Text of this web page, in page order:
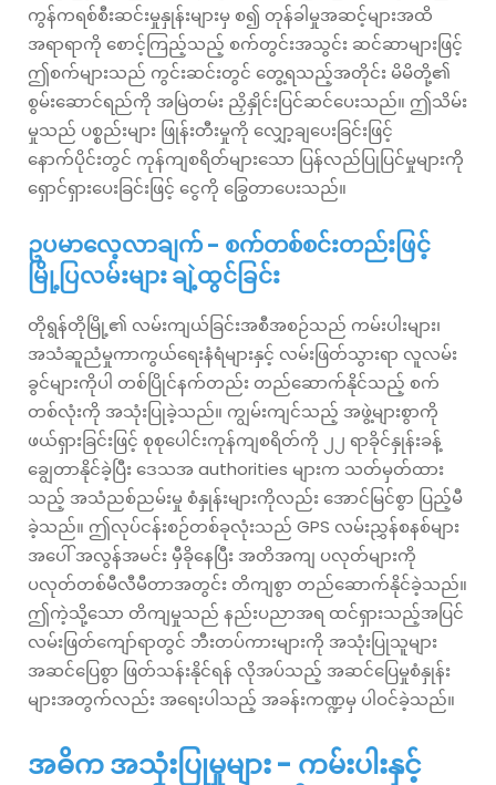
ကွန်ကရစ်စီးဆင်းမှုနှုန်းများမှ စ၍ တုန်ခါမှုအဆင့်များအထိ
အရာရာကို စောင့်ကြည့်သည့် စက်တွင်းအသွင်း ဆင်ဆာများဖြင့်
ဤစက်များသည် ကွင်းဆင်းတွင် တွေ့ရသည့်အတိုင်း မိမိတို့၏
စွမ်းဆောင်ရည်ကို အမြဲတမ်း ညှိနှိုင်းပြင်ဆင်ပေးသည်။ ဤသိမ်း
မှုသည် ပစ္စည်းများ ဖြုန်းတီးမှုကို လျှော့ချပေးခြင်းဖြင့်
နောက်ပိုင်းတွင် ကုန်ကျစရိတ်များသော ပြန်လည်ပြုပြင်မှုများကို
ရှောင်ရှားပေးခြင်းဖြင့် ငွေကို ခြွေတာပေးသည်။
ဥပမာလေ့လာချက် - စက်တစ်စင်းတည်းဖြင့်
မြို့ပြလမ်းများ ချဲ့ထွင်ခြင်း
တိုရွန်တိုမြို့၏ လမ်းကျယ်ခြင်းအစီအစဉ်သည် ကမ်းပါးများ၊
အသံဆူညံမှုကာကွယ်ရေးနံရံများနှင့် လမ်းဖြတ်သွားရာ လူလမ်း
ခွင်များကိုပါ တစ်ပြိုင်နက်တည်း တည်ဆောက်နိုင်သည့် စက်
တစ်လုံးကို အသုံးပြုခဲ့သည်။ ကျွမ်းကျင်သည့် အဖွဲ့များစွာကို
ဖယ်ရှားခြင်းဖြင့် စုစုပေါင်းကုန်ကျစရိတ်ကို ၂၂ ရာခိုင်နှုန်းခန့်
ချွေတာနိုင်ခဲ့ပြီး ဒေသအ authorities များက သတ်မှတ်ထား
သည့် အသံညစ်ညမ်းမှု စံနှုန်းများကိုလည်း အောင်မြင်စွာ ပြည့်မီ
ခဲ့သည်။ ဤလုပ်ငန်းစဉ်တစ်ခုလုံးသည် GPS လမ်းညွှန်စနစ်များ
အပေါ် အလွန်အမင်း မှီခိုနေပြီး အတိအကျ ပလုတ်များကို
ပလုတ်တစ်မီလီမီတာအတွင်း တိကျစွာ တည်ဆောက်နိုင်ခဲ့သည်။
ဤကဲ့သို့သော တိကျမှုသည် နည်းပညာအရ ထင်ရှားသည့်အပြင်
လမ်းဖြတ်ကျော်ရာတွင် ဘီးတပ်ကားများကို အသုံးပြုသူများ
အဆင်ပြေစွာ ဖြတ်သန်းနိုင်ရန် လိုအပ်သည့် အဆင်ပြေမှုစံနှုန်း
များအတွက်လည်း အရေးပါသည့် အခန်းကဏ္ဍမှ ပါဝင်ခဲ့သည်။
အဓိက အသုံးပြုမှုများ - ကမ်းပါးနှင့်